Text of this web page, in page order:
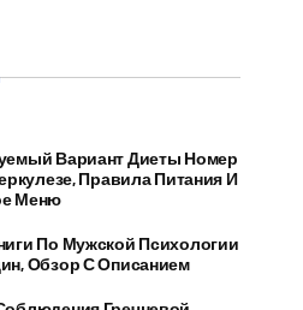
Вариант Диеты Номер
Правила Питания И
Меню
По Мужской Психологии
Обзор С Описанием